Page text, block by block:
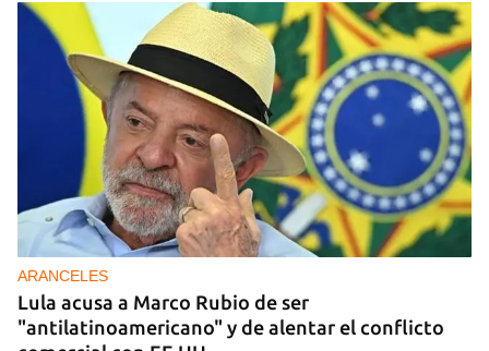
ARANCELES
Lula acusa a Marco Rubio de ser
"antilatinoamericano" y de alentar el conflicto